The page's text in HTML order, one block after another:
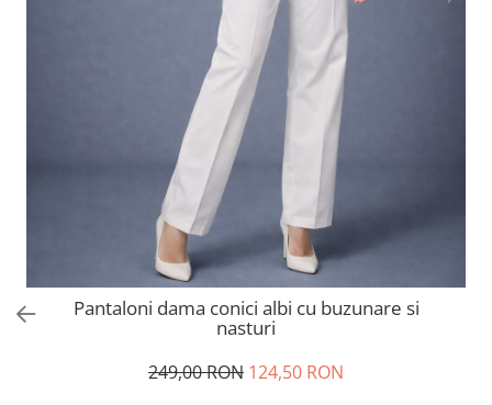
Pantaloni dama conici albi cu buzunare si
nasturi
249,00 RON 124,50 RON